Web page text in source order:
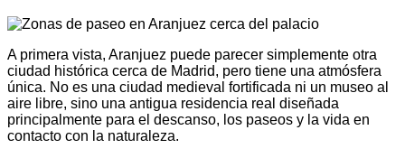
A primera vista, Aranjuez puede parecer simplemente otra
ciudad histórica cerca de Madrid, pero tiene una atmósfera
única. No es una ciudad medieval fortificada ni un museo al
aire libre, sino una antigua residencia real diseñada
principalmente para el descanso, los paseos y la vida en
contacto con la naturaleza.